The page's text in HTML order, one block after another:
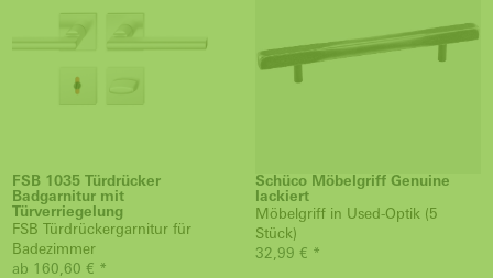
FSB 1035 Türdrücker
Badgarnitur mit
Türverriegelung
FSB Türdrückergarnitur für
Badezimmer
ab 160,60 € *
Schüco Möbelgriff Genuine
lackiert
Möbelgriff in Used-Optik (5
Stück)
32,99 € *